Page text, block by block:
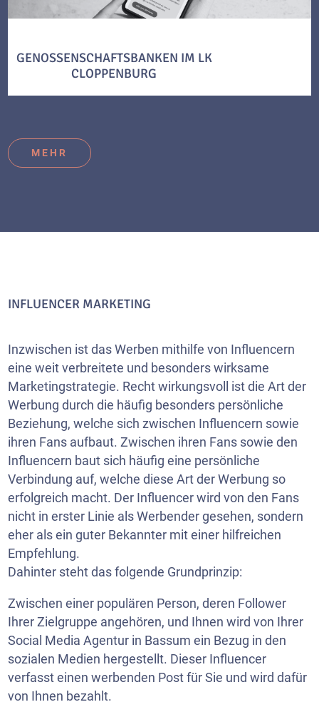
GENOSSENSCHAFTSBANKEN IM LK
CLOPPENBURG
MEHR
INFLUENCER MARKETING
Inzwischen ist das Werben mithilfe von Influencern
eine weit verbreitete und besonders wirksame
Marketingstrategie. Recht wirkungsvoll ist die Art der
Werbung durch die häufig besonders persönliche
Beziehung, welche sich zwischen Influencern sowie
ihren Fans aufbaut. Zwischen ihren Fans sowie den
Influencern baut sich häufig eine persönliche
Verbindung auf, welche diese Art der Werbung so
erfolgreich macht. Der Influencer wird von den Fans
nicht in erster Linie als Werbender gesehen, sondern
eher als ein guter Bekannter mit einer hilfreichen
Empfehlung.
Dahinter steht das folgende Grundprinzip:
Zwischen einer populären Person, deren Follower
Ihrer Zielgruppe angehören, und Ihnen wird von Ihrer
Social Media Agentur in Bassum ein Bezug in den
sozialen Medien hergestellt. Dieser Influencer
verfasst einen werbenden Post für Sie und wird dafür
von Ihnen bezahlt.